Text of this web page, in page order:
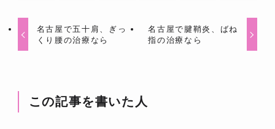
名古屋で五十肩、ぎっ
くり腰の治療なら
名古屋で腱鞘炎、ばね
指の治療なら
この記事を書いた人